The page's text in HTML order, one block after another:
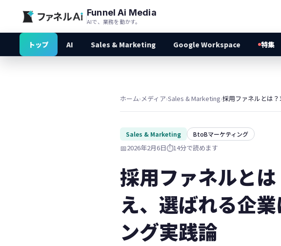
Funnel Ai Media
AIで、業務を動かす。
トップ AI Sales & Marketing Google Workspace 特集
ホーム›メディア›Sales & Marketing›
Sales & Marketing BtoBマーケティング
📅2026年2月6日⏱️14分で読めます
採用ファネルと
え、選ばれる企
ング実践論